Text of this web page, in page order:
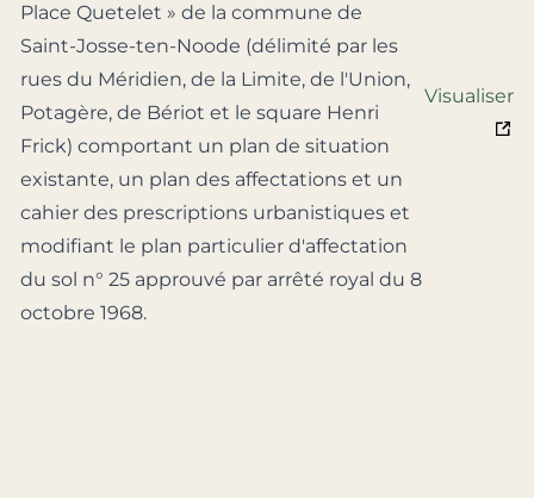
Place Quetelet » de la commune de
Saint-Josse-ten-Noode (délimité par les
rues du Méridien, de la Limite, de l'Union,
Potagère, de Bériot et le square Henri
Frick) comportant un plan de situation
existante, un plan des affectations et un
cahier des prescriptions urbanistiques et
modifiant le plan particulier d'affectation
du sol n° 25 approuvé par arrêté royal du 8
octobre 1968.
Visualiser